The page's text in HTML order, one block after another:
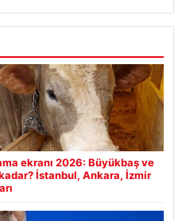
ekranı 2026: Büyükbaş ve
İstanbul, Ankara, İzmir